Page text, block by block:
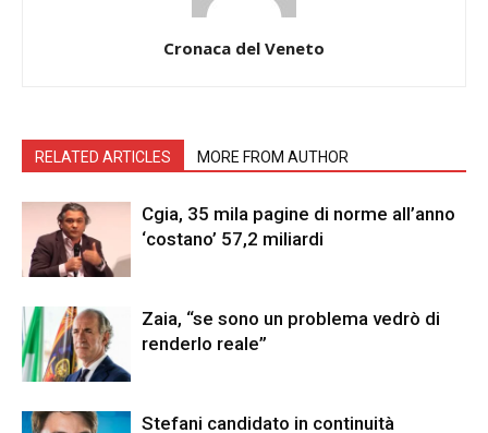
Cronaca del Veneto
RELATED ARTICLES MORE FROM AUTHOR
Cgia, 35 mila pagine di norme all’anno
‘costano’ 57,2 miliardi
Zaia, “se sono un problema vedrò di
renderlo reale”
Stefani candidato in continuità